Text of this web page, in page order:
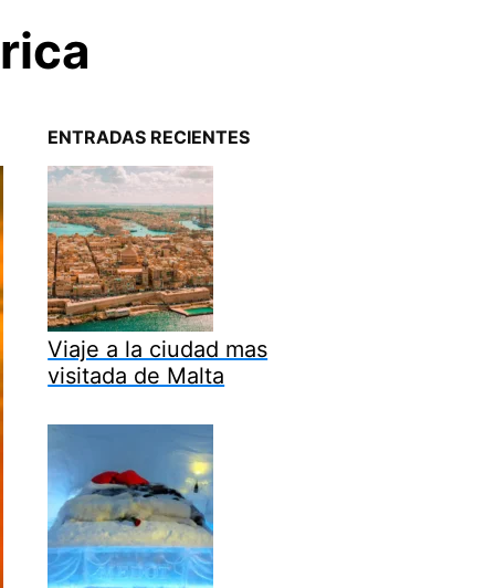
ENTRADAS RECIENTES
Viaje a la ciudad mas
visitada de Malta